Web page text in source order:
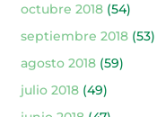
octubre 2018(54)
septiembre 2018(53)
agosto 2018(59)
julio 2018(49)